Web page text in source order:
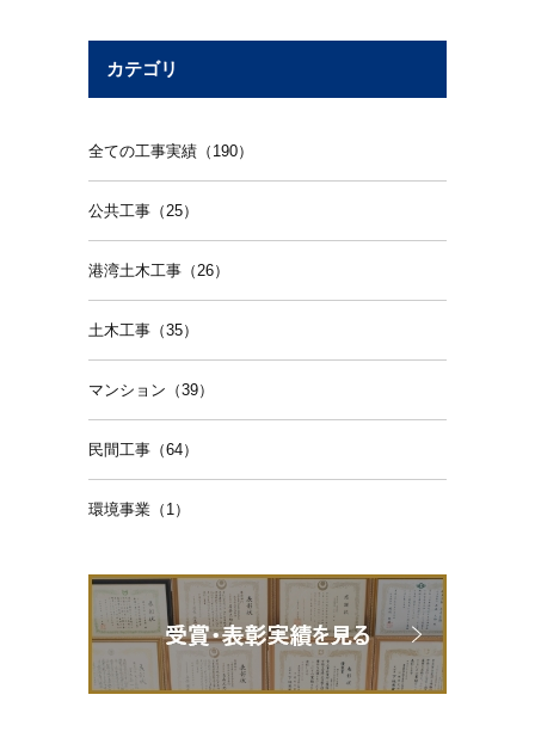
カテゴリ
全ての工事実績（190）
公共工事（25）
港湾土木工事（26）
土木工事（35）
マンション（39）
民間工事（64）
環境事業（1）